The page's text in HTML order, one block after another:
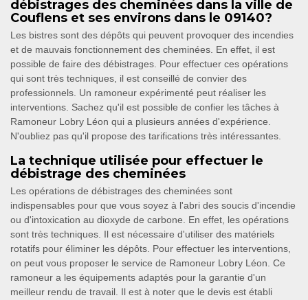
débistrages des cheminées dans la ville de
Couflens et ses environs dans le 09140?
Les bistres sont des dépôts qui peuvent provoquer des incendies
et de mauvais fonctionnement des cheminées. En effet, il est
possible de faire des débistrages. Pour effectuer ces opérations
qui sont très techniques, il est conseillé de convier des
professionnels. Un ramoneur expérimenté peut réaliser les
interventions. Sachez qu'il est possible de confier les tâches à
Ramoneur Lobry Léon qui a plusieurs années d'expérience.
N'oubliez pas qu'il propose des tarifications très intéressantes.
La technique utilisée pour effectuer le
débistrage des cheminées
Les opérations de débistrages des cheminées sont
indispensables pour que vous soyez à l'abri des soucis d'incendie
ou d'intoxication au dioxyde de carbone. En effet, les opérations
sont très techniques. Il est nécessaire d'utiliser des matériels
rotatifs pour éliminer les dépôts. Pour effectuer les interventions,
on peut vous proposer le service de Ramoneur Lobry Léon. Ce
ramoneur a les équipements adaptés pour la garantie d'un
meilleur rendu de travail. Il est à noter que le devis est établi